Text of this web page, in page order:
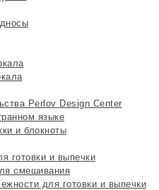
Perlov Design Center
языке
и блокноты
готовки и выпечки
смешивания
для готовки и выпечки